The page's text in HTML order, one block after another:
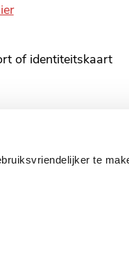
te
of identiteitskaart